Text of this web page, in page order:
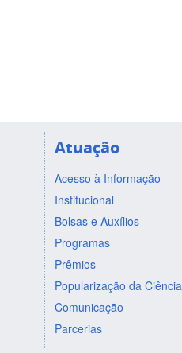
Atuação
Acesso à Informação
Institucional
Bolsas e Auxílios
Programas
Prêmios
Popularização da Ciência
Comunicação
Parcerias